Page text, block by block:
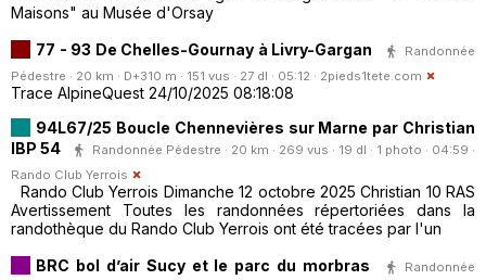
Maisons" au Musée d'Orsay
77 - 93 De Chelles-Gournay à Livry-Gargan
Randonnée
Pédestre · 20 km · D+310 m · 151 vus · 27 dl · 05:12 · 2pieds1tete.com
Trace AlpineQuest 24/10/2025 08:18:08
94L67/25 Boucle Chennevières sur Marne par Christian
IBP 54
Randonnée Pédestre · 20 km · 269 vus · 19 dl · 1 photo · 04:59 ·
Rando Club Yerrois
Rando Club Yerrois Dimanche 12 octobre 2025 Christian 10 RAS
Avertissement Toutes les randonnées répertoriées dans la
randothèque du Rando Club Yerrois ont été tracées par l'un
BRC bol d’air Sucy et le parc du morbras
Randonnée